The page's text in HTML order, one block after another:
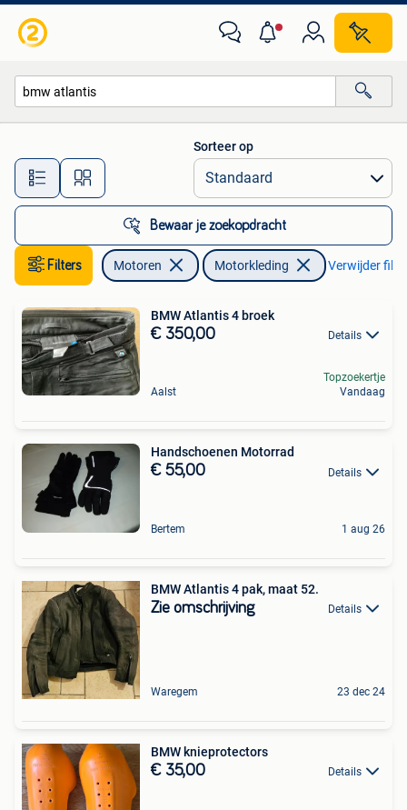
Alle afstanden…
Sorteer op
Bewaar je zoekopdracht
Filters Motoren Motorkleding Verwijder
BMW Atlantis 4 broek
€ 350,00 Details
Aalst
Topzoekertje
Vandaag
Handschoenen Motorrad
€ 55,00 Details
Bertem 1 aug 26
BMW Atlantis 4 pak, maat 52.
Zie omschrijving Details
Waregem 23 dec 24
BMW knieprotectors
€ 35,00 Details